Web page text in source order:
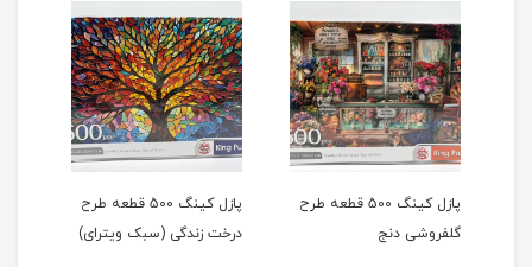
پازل کینگ 500 قطعه طرح
گلفروشی دنج
پازل کینگ 500 قطعه طرح
درخت زندگی (سبک ویترای)